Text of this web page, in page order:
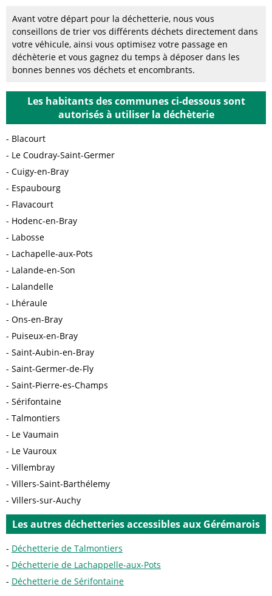
Avant votre départ pour la déchetterie, nous vous
conseillons de trier vos différents déchets directement dans
votre véhicule, ainsi vous optimisez votre passage en
déchèterie et vous gagnez du temps à déposer dans les
bonnes bennes vos déchets et encombrants.
Les habitants des communes ci-dessous sont
autorisés à utiliser la déchèterie
Blacourt
Le Coudray-Saint-Germer
Cuigy-en-Bray
Espaubourg
Flavacourt
Hodenc-en-Bray
Labosse
Lachapelle-aux-Pots
Lalande-en-Son
Lalandelle
Lhéraule
Ons-en-Bray
Puiseux-en-Bray
Saint-Aubin-en-Bray
Saint-Germer-de-Fly
Saint-Pierre-es-Champs
Sérifontaine
Talmontiers
Le Vaumain
Le Vauroux
Villembray
Villers-Saint-Barthélemy
Villers-sur-Auchy
Les autres déchetteries accessibles aux Gérémarois
Déchetterie de Talmontiers
Déchetterie de Lachappelle-aux-Pots
Déchetterie de Sérifontaine